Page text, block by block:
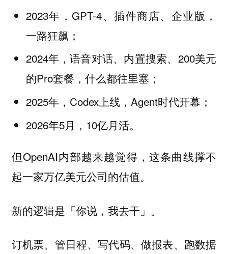
2023年，GPT-4、插件商店、企业版，
一路狂飙；
2024年，语音对话、内置搜索、200美元
的Pro套餐，什么都往里塞；
2025年，Codex上线，Agent时代开幕；
2026年5月，10亿月活。
但OpenAI内部越来越觉得，这条曲线撑不
起一家万亿美元公司的估值。
新的逻辑是「你说，我去干」。
订机票、管日程、写代码、做报表、跑数据